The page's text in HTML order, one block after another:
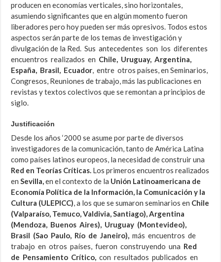
producen en economías verticales, sino horizontales,
asumiendo significantes que en algún momento fueron
liberadores pero hoy pueden ser más opresivos. Todos estos
aspectos serán parte de los temas de investigación y
divulgación de la Red. Sus antecedentes son los diferentes
encuentros realizados en Chile, Uruguay, Argentina,
España, Brasil, Ecuador, entre otros países, en Seminarios,
Congresos, Reuniones de trabajo, más las publicaciones en
revistas y textos colectivos que se remontan a principios de
siglo.
Justificación
Desde los años ‘2000 se asume por parte de diversos
investigadores de la comunicación, tanto de América Latina
como países latinos europeos, la necesidad de construir una
Red en Teorías Críticas. Los primeros encuentros realizados
en Sevilla,en el contexto de la Unión Latinoamericana de
Economía Política de la Información, la Comunicación y la
Cultura (ULEPICC), a los que se sumaron seminarios en Chile
(Valparaíso, Temuco, Valdivia, Santiago), Argentina
(Mendoza, Buenos Aires), Uruguay (Montevideo),
Brasil (Sao Paulo, Río de Janeiro), más encuentros de
trabajo en otros países, fueron construyendo una Red
de Pensamiento Crítico, con resultados publicados en